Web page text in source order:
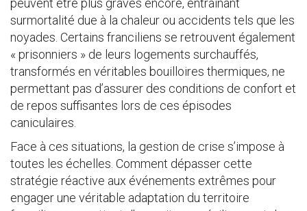
peuvent être plus graves encore, entraînant
surmortalité due à la chaleur ou accidents tels que les
noyades. Certains franciliens se retrouvent également
« prisonniers » de leurs logements surchauffés,
transformés en véritables bouilloires thermiques, ne
permettant pas d’assurer des conditions de confort et
de repos suffisantes lors de ces épisodes
caniculaires.
Face à ces situations, la gestion de crise s’impose à
toutes les échelles. Comment dépasser cette
stratégie réactive aux événements extrêmes pour
engager une véritable adaptation du territoire